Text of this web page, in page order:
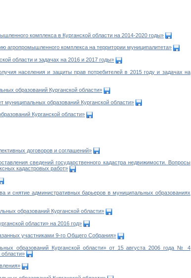
комплекса в Курганской области на 2014-2020 годы»
агропромышленного комплекса на территории муниципалитета»
области и задачах на 2016 и 2017 годы»
населения и защиты прав потребителей в 2015 году и задачах на
образований Курганской области»
образований Курганской области»
Курганской области»
договоров и соглашений»
сведений государственного кадастра недвижимости. Вопросы
кадастровых работ»
и снятие административных барьеров в муниципальных образованиях
образований Курганской области»
области» на 2016 год»
участниками 9-го Общего Собрания»
образований Курганской области» от 15 августа 2006 года № 4